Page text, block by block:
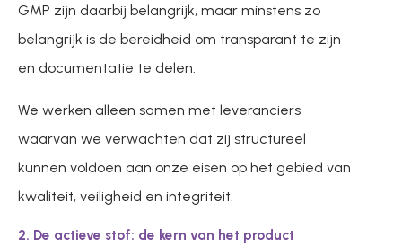
GMP zijn daarbij belangrijk, maar minstens zo
belangrijk is de bereidheid om transparant te zijn
en documentatie te delen.
We werken alleen samen met leveranciers
waarvan we verwachten dat zij structureel
kunnen voldoen aan onze eisen op het gebied van
kwaliteit, veiligheid en integriteit.
2. De actieve stof: de kern van het product